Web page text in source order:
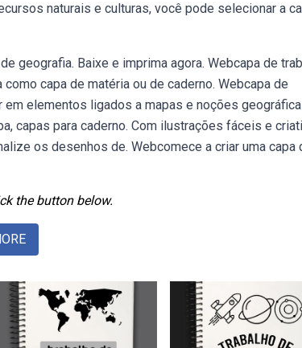
naturais e culturas, você pode selecionar a
geografia. Baixe e imprima agora. Webcapa de
capa de matéria ou de caderno. Webcapa de
elementos ligados a mapas e noções
capas para caderno. Com ilustrações fáceis e
os desenhos de. Webcomece a criar uma capa
the button below.